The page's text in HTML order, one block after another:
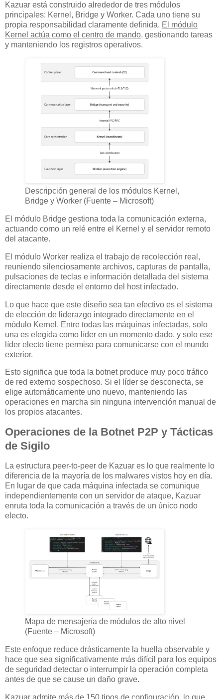
Kazuar está construido alrededor de tres módulos
principales: Kernel, Bridge y Worker. Cada uno tiene su
propia responsabilidad claramente definida. El módulo
Kernel actúa como el centro de mando, gestionando tareas
y manteniendo los registros operativos.
Descripción general de los módulos Kernel,
Bridge y Worker (Fuente – Microsoft)
El módulo Bridge gestiona toda la comunicación externa,
actuando como un relé entre el Kernel y el servidor remoto
del atacante.
El módulo Worker realiza el trabajo de recolección real,
reuniendo silenciosamente archivos, capturas de pantalla,
pulsaciones de teclas e información detallada del sistema
directamente desde el entorno del host infectado.
Lo que hace que este diseño sea tan efectivo es el sistema
de elección de liderazgo integrado directamente en el
módulo Kernel. Entre todas las máquinas infectadas, solo
una es elegida como líder en un momento dado, y solo ese
líder electo tiene permiso para comunicarse con el mundo
exterior.
Esto significa que toda la botnet produce muy poco tráfico
de red externo sospechoso. Si el líder se desconecta, se
elige automáticamente uno nuevo, manteniendo las
operaciones en marcha sin ninguna intervención manual de
los propios atacantes.
Operaciones de la Botnet P2P y Tácticas
de Sigilo
La estructura peer-to-peer de Kazuar es lo que realmente lo
diferencia de la mayoría de los malwares vistos hoy en día.
En lugar de que cada máquina infectada se comunique
independientemente con un servidor de ataque, Kazuar
enruta toda la comunicación a través de un único nodo
electo.
Mapa de mensajería de módulos de alto nivel
(Fuente – Microsoft)
Este enfoque reduce drásticamente la huella observable y
hace que sea significativamente más difícil para los equipos
de seguridad detectar o interrumpir la operación completa
antes de que se cause un daño grave.
Kazuar admite más de 150 tipos de configuración, lo que